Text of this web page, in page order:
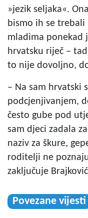
»jezik seljaka«.
bismo ih se
mladima ponekad
hrvatsku riječ –
to nije dovoljno,
– Na sam hrvatski
podcjenjivanjem,
često gube pod
sam djeci zadala
naziv za škure,
roditelji ne
zaključuje
Povezane vijesti